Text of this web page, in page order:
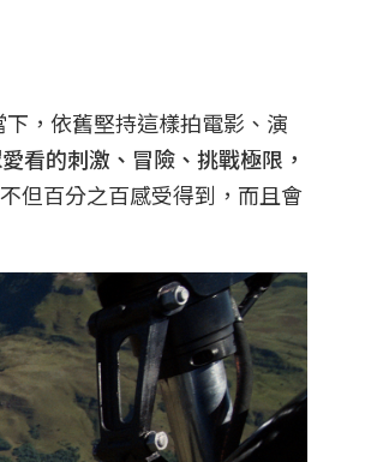
，依舊堅持這樣拍電影、演
看的刺激、冒險、挑戰極限，
但百分之百感受得到，而且會